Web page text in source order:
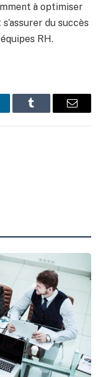
à optimiser
du succès
RH.
Tumblr Email